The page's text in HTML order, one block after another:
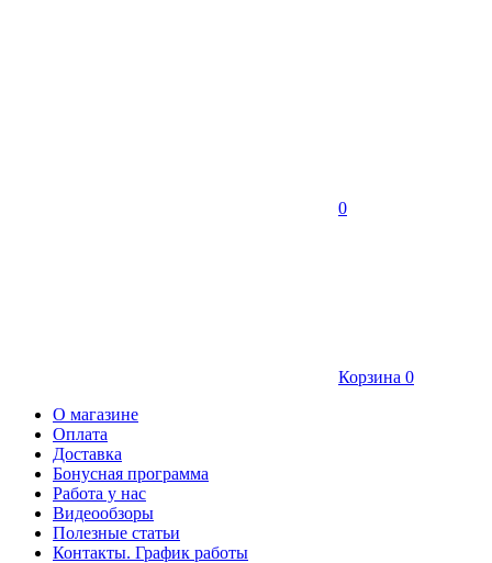
0
Корзина 0
О магазине
Оплата
Доставка
Бонусная программа
Работа у нас
Видеообзоры
Полезные статьи
Контакты. График работы